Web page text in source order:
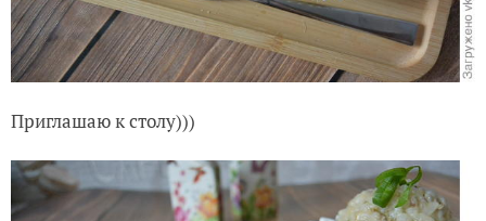
Приглашаю к столу)))